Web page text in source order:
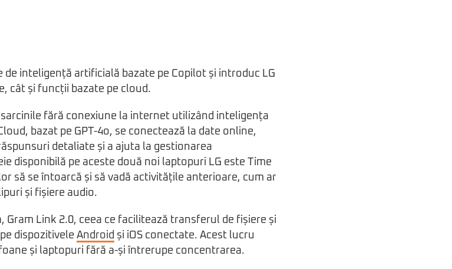
inteligență artificială bazate pe Copilot și introduc LG
cât și funcții bazate pe cloud.
fără conexiune la internet utilizând inteligența
bazat pe GPT-4o, se conectează la date online,
detaliate și a ajuta la gestionarea
disponibilă pe aceste două noi laptopuri LG este Time
să se întoarcă și să vadă activitățile anterioare, cum ar
și fișiere audio.
Gram Link 2.0, ceea ce facilitează transferul de fișiere și
dispozitivele Android și iOS conectate. Acest lucru
și laptopuri fără a-și întrerupe concentrarea.